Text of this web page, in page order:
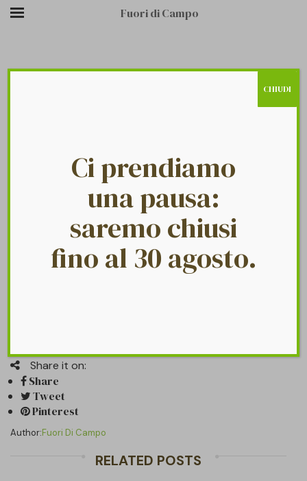
Fuori di Campo
HOME9-BRAND6
Share it on:
Share
Tweet
Pinterest
Author:Fuori Di Campo
RELATED POSTS
Ci prendiamo
una pausa:
saremo chiusi
fino al 30 agosto.
CHIUDI